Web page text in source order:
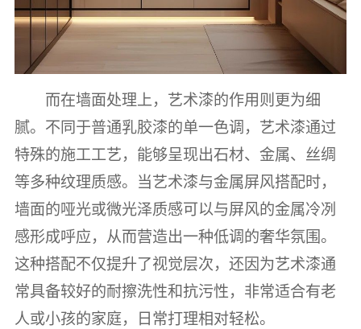
而在墙面处理上，艺术漆的作用则更为细
腻。不同于普通乳胶漆的单一色调，艺术漆通过
特殊的施工工艺，能够呈现出石材、金属、丝绸
等多种纹理质感。当艺术漆与金属屏风搭配时，
墙面的哑光或微光泽质感可以与屏风的金属冷冽
感形成呼应，从而营造出一种低调的奢华氛围。
这种搭配不仅提升了视觉层次，还因为艺术漆通
常具备较好的耐擦洗性和抗污性，非常适合有老
人或小孩的家庭，日常打理相对轻松。